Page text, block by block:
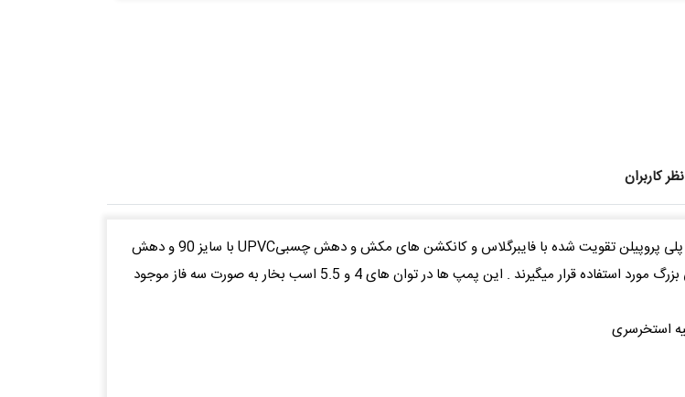
نظر کاربران
پمپ های تصفیه استخری خودمکش سری BIG DISCOVERY با جنس بدنه از پلی پروپیلن تقویت شده با فایبرگلاس و کانکشن های مکش و دهش چسبیUPVC با سایز 90 و دهش
با سایز 75 میلی متر جهت مدار تصفیه و گرمایش استخرهای عمومی و خصوصی بزرگ مورد استفاده قرار میگیرند . این پمپ ها در توان های 4 و 5.5 اسب بخار به صورت سه فاز موجود